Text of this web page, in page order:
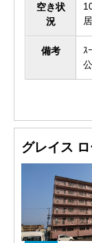
空き状
況
備考
ｽ
グレイス